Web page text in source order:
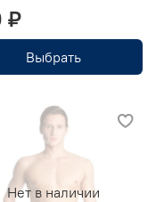
₽
Выбрать
Нет в наличии